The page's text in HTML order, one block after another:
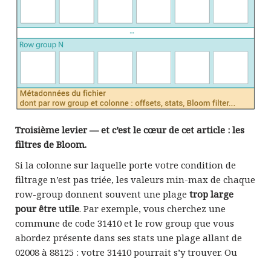
Troisième levier — et c’est le cœur de cet article : les
filtres de Bloom.
Si la colonne sur laquelle porte votre condition de
filtrage n’est pas triée, les valeurs min-max de chaque
row-group donnent souvent une plage trop large
pour être utile. Par exemple, vous cherchez une
commune de code 31410 et le row group que vous
abordez présente dans ses stats une plage allant de
02008 à 88125 : votre 31410 pourrait s’y trouver. Ou